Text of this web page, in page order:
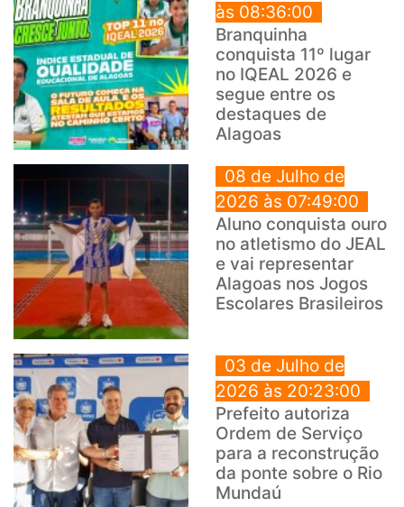
às 08:36:00
Branquinha
conquista 11º lugar
no IQEAL 2026 e
segue entre os
destaques de
Alagoas
08 de Julho de
2026 às 07:49:00
Aluno conquista ouro
no atletismo do JEAL
e vai representar
Alagoas nos Jogos
Escolares Brasileiros
03 de Julho de
2026 às 20:23:00
Prefeito autoriza
Ordem de Serviço
para a reconstrução
da ponte sobre o Rio
Mundaú